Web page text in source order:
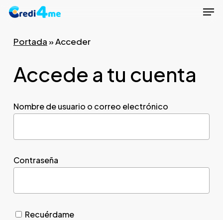
Skip
mainPortada»Acceder
Accede a tu cuenta
Nombre de usuario o correo electrónico
Contraseña
Recuérdame